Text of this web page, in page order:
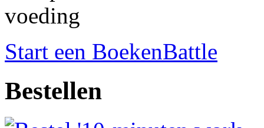
voeding
Start een BoekenBattle
Bestellen